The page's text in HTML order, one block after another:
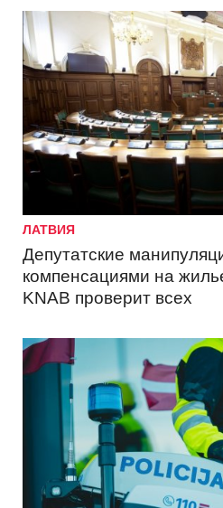
ЛАТВИЯ
Депутатские
компенсациями на
KNAB проверит всех